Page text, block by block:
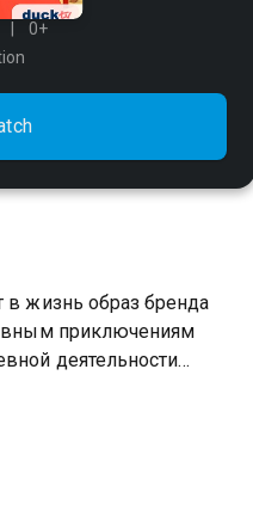
0+
в жизнь образ бренда
приключениям
деятельности
Истории
своими эмоциями и
одновременно